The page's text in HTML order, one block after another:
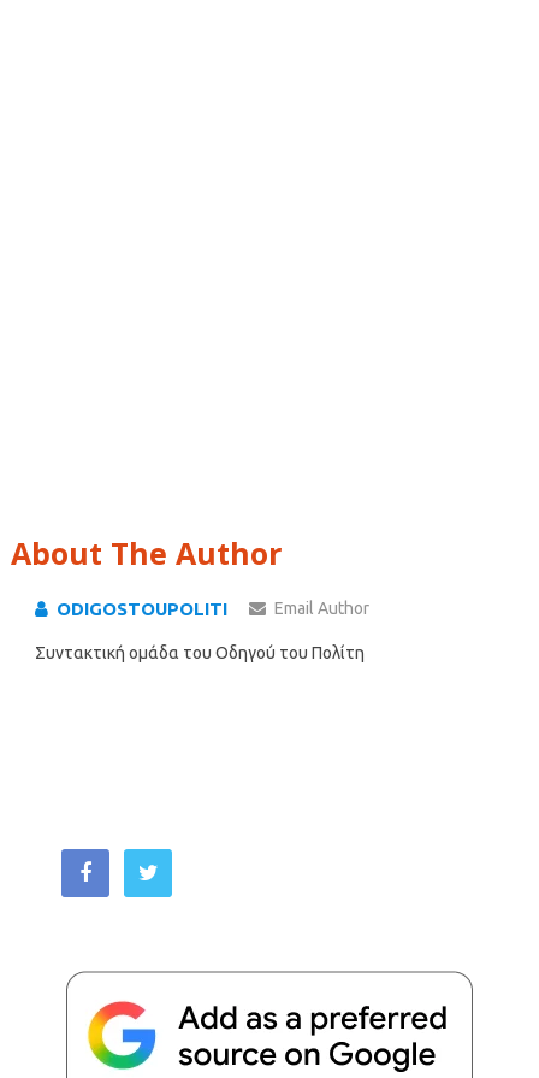
About The Author
ODIGOSTOUPOLITI Email Author
Συντακτική ομάδα του Οδηγού του Πολίτη